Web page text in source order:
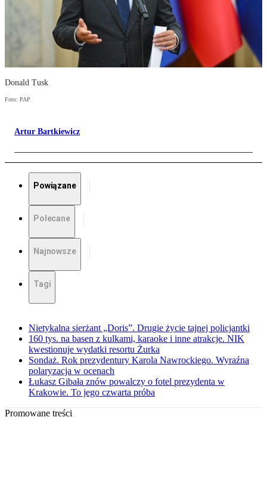
Donald Tusk
Foto: PAP
Artur Bartkiewicz
Powiązane
Polecane
Najnowsze
Tagi
Nietykalna sierżant „Doris”. Drugie życie tajnej policjantki
160 tys. na basen z kulkami, karaoke i inne atrakcje. NIK
kwestionuje wydatki resortu Żurka
Sondaż. Rok prezydentury Karola Nawrockiego. Wyraźna
polaryzacja w ocenach
Łukasz Gibała znów powalczy o fotel prezydenta w
Krakowie. To jego czwarta próba
Promowane treści